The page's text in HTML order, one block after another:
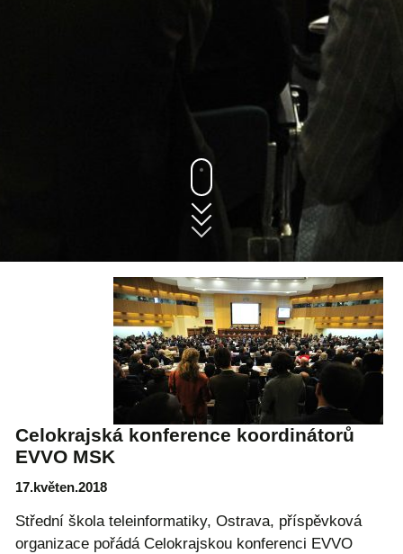
Celokrajská konference koordinátorů
EVVO MSK
17.květen.2018
Střední škola teleinformatiky, Ostrava, příspěvková
organizace pořádá Celokrajskou konferenci EVVO